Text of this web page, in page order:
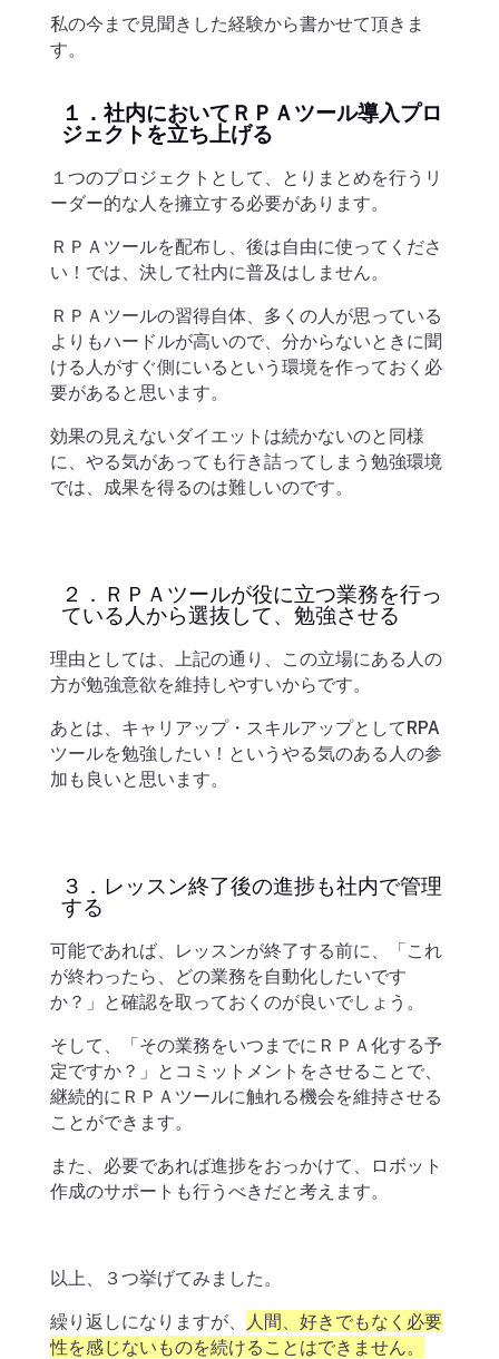
私の今まで見聞きした経験から書かせて頂きま
す。
１．社内においてＲＰＡツール導入プロ
ジェクトを立ち上げる
１つのプロジェクトとして、とりまとめを行うリ
ーダー的な人を擁立する必要があります。
ＲＰＡツールを配布し、後は自由に使ってくださ
い！では、決して社内に普及はしません。
ＲＰＡツールの習得自体、多くの人が思っている
よりもハードルが高いので、分からないときに聞
ける人がすぐ側にいるという環境を作っておく必
要があると思います。
効果の見えないダイエットは続かないのと同様
に、やる気があっても行き詰ってしまう勉強環境
では、成果を得るのは難しいのです。
２．ＲＰＡツールが役に立つ業務を行っ
ている人から選抜して、勉強させる
理由としては、上記の通り、この立場にある人の
方が勉強意欲を維持しやすいからです。
あとは、キャリアップ・スキルアップとしてRPA
ツールを勉強したい！というやる気のある人の参
加も良いと思います。
３．レッスン終了後の進捗も社内で管理
する
可能であれば、レッスンが終了する前に、「これ
が終わったら、どの業務を自動化したいです
か？」と確認を取っておくのが良いでしょう。
そして、「その業務をいつまでにＲＰＡ化する予
定ですか？」とコミットメントをさせることで、
継続的にＲＰＡツールに触れる機会を維持させる
ことができます。
また、必要であれば進捗をおっかけて、ロボット
作成のサポートも行うべきだと考えます。
以上、３つ挙げてみました。
繰り返しになりますが、
人間、好きでもなく必要
性を感じないものを続けることはできません。